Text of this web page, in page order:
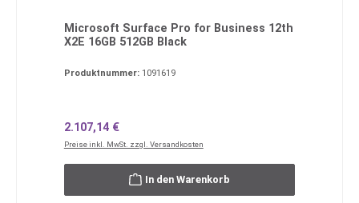
Microsoft Surface Pro for Business 12th
X2E 16GB 512GB Black
Produktnummer: 1091619
Regulärer Preis:
2.107,14 €
Preise inkl. MwSt. zzgl. Versandkosten
In den Warenkorb